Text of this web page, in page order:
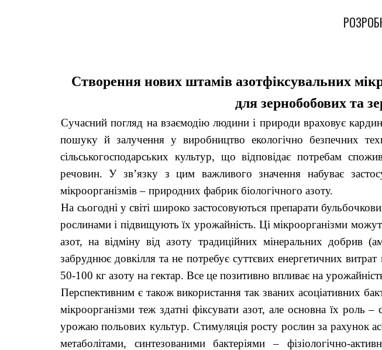
Створення нових штамів азотфіксувальних
для зернобобових та
Сучасний погляд на взаємодію людини і природи враховує
пошуку й залучення у виробництво екологічно безпечних
сільськогосподарських культур, що відповідає потребам
речовин. У зв’язку з цим важливого значення набуває
мікроорганізмів – природних фабрик біологічного азоту.
На сьогодні у світі широко застосовуються препарати
рослинами і підвищують їх урожайність. Ці мікроорганізми
азот, на відміну від азоту традиційних мінеральних добрив
забруднює довкілля та не потребує суттєвих енергетичних
50-100 кг азоту на гектар. Все це позитивно впливає на
Перспективним є також використання так званих асоціативних
мікроорганізми теж здатні фіксувати азот, але основна їх
урожаю польових культур. Стимуляція росту рослин за рахунок
метаболітами, синтезованими бактеріями ‒ фізіологічно-